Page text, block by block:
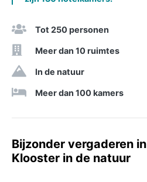
Tot 250 personen
Meer dan 10 ruimtes
In de natuur
Meer dan 100 kamers
Bijzonder vergaderen
Klooster in de natuur